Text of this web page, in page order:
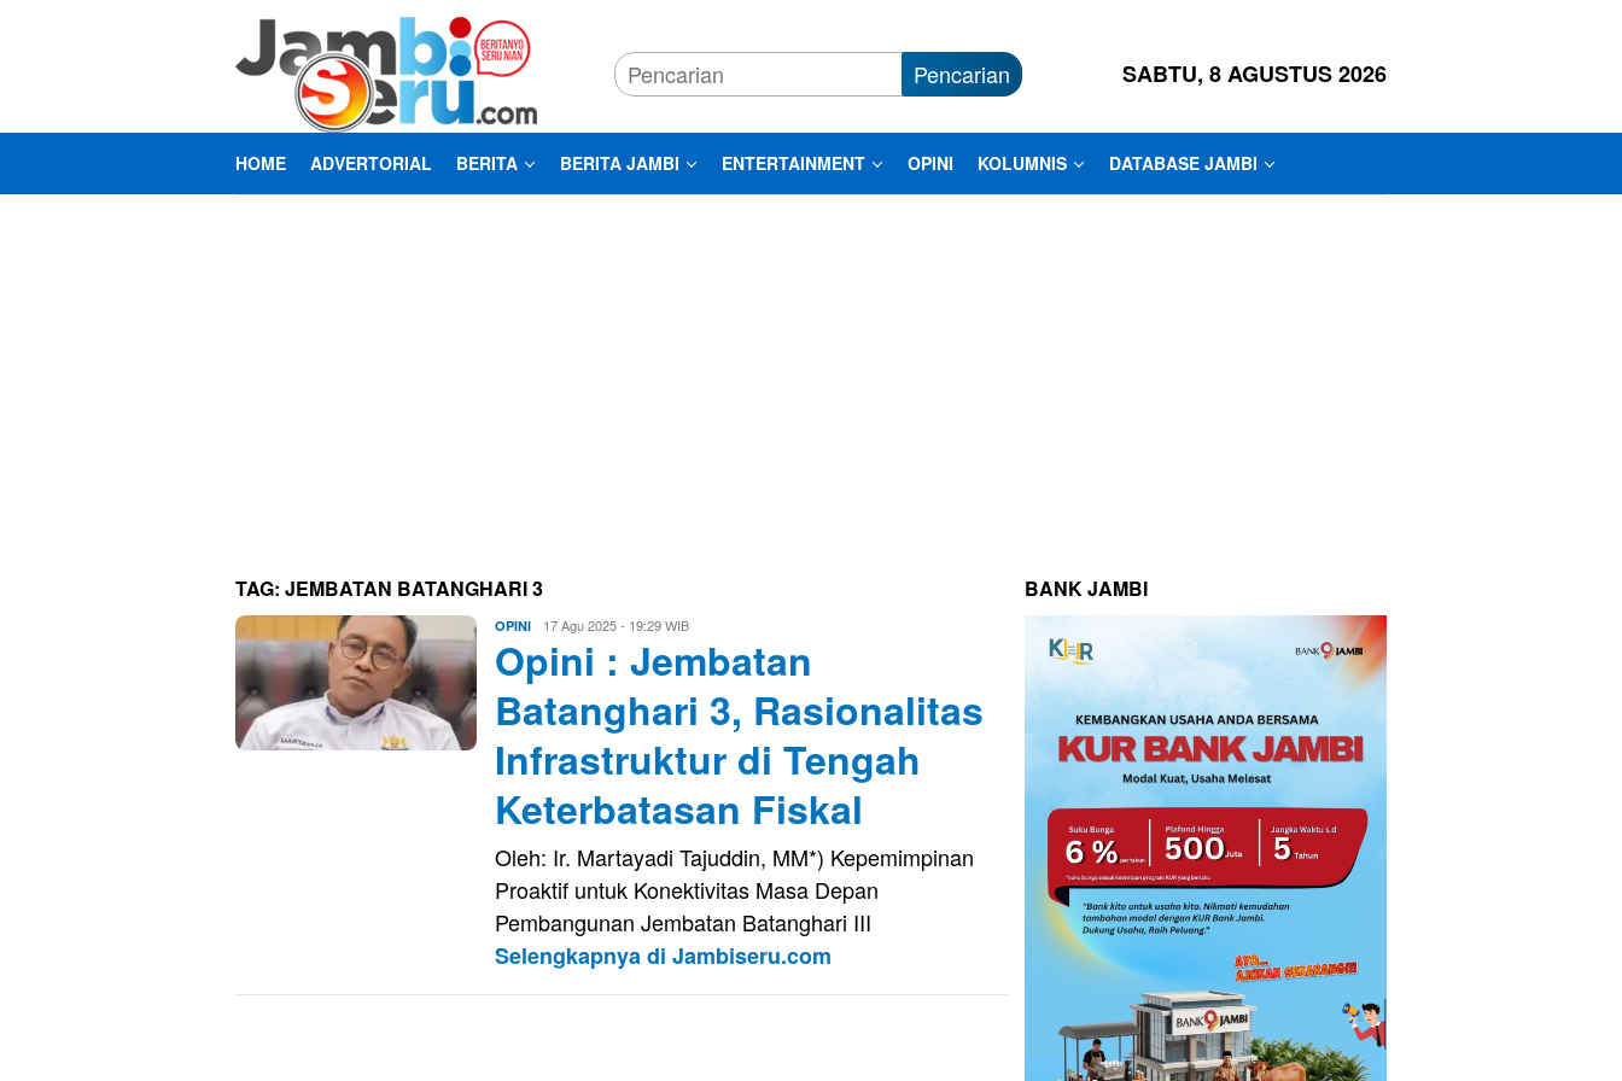
Pencarian SABTU, 8 AGUSTUS 2026
HOME ADVERTORIAL BERITA BERITA JAMBI ENTERTAINMENT OPINI KOLUMNIS DATABASE JAMBI
TAG: JEMBATAN BATANGHARI 3
OPINI Evo
Kusnady
17 Agu 2025 - 19:29 WIB
Opini : Jembatan
Batanghari 3, Rasionalitas
Infrastruktur di Tengah
Keterbatasan Fiskal
Oleh: Ir. Martayadi Tajuddin, MM*) Kepemimpinan
Proaktif untuk Konektivitas Masa Depan
Pembangunan Jembatan Batanghari III
Selengkapnya di Jambiseru.com
BANK JAMBI